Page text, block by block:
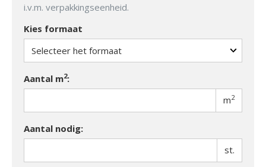
i.v.m. verpakkingseenheid.
Kies formaat
Aantal m2:
m2
Aantal nodig:
st.